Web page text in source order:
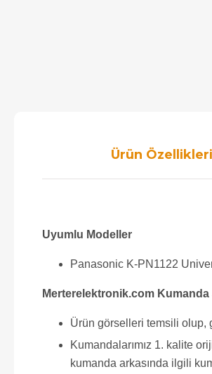
Ürün Özellikleri
Uyumlu Modeller
Panasonic K-PN1122
Merterelektronik.com Kumanda
Ürün görselleri temsili olup,
Kumandalarımız 1. kalite
kumanda arkasında ilgili